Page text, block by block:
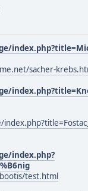
sacher-
index.php?
test.html